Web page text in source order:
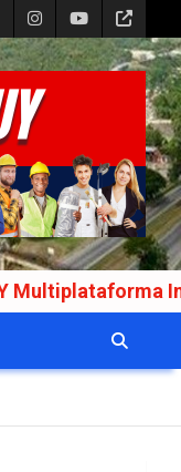
Informativa